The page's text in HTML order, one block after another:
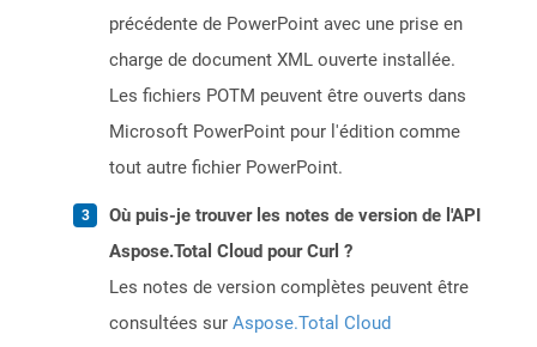
précédente de PowerPoint avec une prise en
charge de document XML ouverte installée.
Les fichiers POTM peuvent être ouverts dans
Microsoft PowerPoint pour l'édition comme
tout autre fichier PowerPoint.
Où puis-je trouver les notes de version de l'API
Aspose.Total Cloud pour Curl ?
Les notes de version complètes peuvent être
consultées sur Aspose.Total Cloud